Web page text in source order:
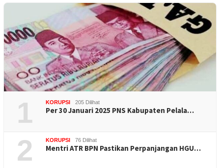
1 KORUPSI 205 Dilihat
Per 30 Januari 2025 PNS Kabupaten Pelala…
2 KORUPSI 76 Dilihat
Mentri ATR BPN Pastikan Perpanjangan HGU…